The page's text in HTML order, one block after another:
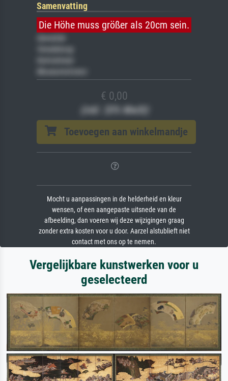
Samenvatting
Die Höhe muss größer als 20cm sein.
€ 0,00
(inkl. 20% MwSt)
Toevoegen aan winkelmandje
Mocht u aanpassingen in de helderheid en kleur
wensen, of een aangepaste uitsnede van de
afbeelding, dan voeren wij deze wijzigingen graag
zonder extra kosten voor u door. Aarzel alstublieft niet
contact met ons op te nemen.
Vergelijkbare kunstwerken voor u
geselecteerd